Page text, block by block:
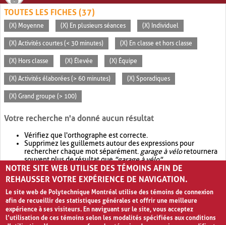
TOUTES LES FICHES (37)
(X) Moyenne (X) En plusieurs séances (X) Individuel
(X) Activités courtes (< 30 minutes) (X) En classe et hors classe
(X) Hors classe (X) Élevée (X) Équipe
(X) Activités élaborées (> 60 minutes) (X) Sporadiques
(X) Grand groupe (> 100)
Votre recherche n'a donné aucun résultat
Vérifiez que l'orthographe est correcte.
Supprimez les guillemets autour des expressions pour
rechercher chaque mot séparément. garage à véloretournera
souvent plus de résultat que"garage à vélo".
Envisagez d'élargir votre recherche avec OR.garage OR vélo
retournera souvent plus de résultat quegarage à vélo
NOTRE SITE WEB UTILISE DES TÉMOINS AFIN DE
REHAUSSER VOTRE EXPÉRIENCE DE NAVIGATION.
Le site web de Polytechnique Montréal utilise des témoins de connexion
afin de recueillir des statistiques générales et offrir une meilleure
expérience à ses visiteurs. En naviguant sur le site, vous acceptez
l’utilisation de ces témoins selon les modalités spécifiées aux conditions